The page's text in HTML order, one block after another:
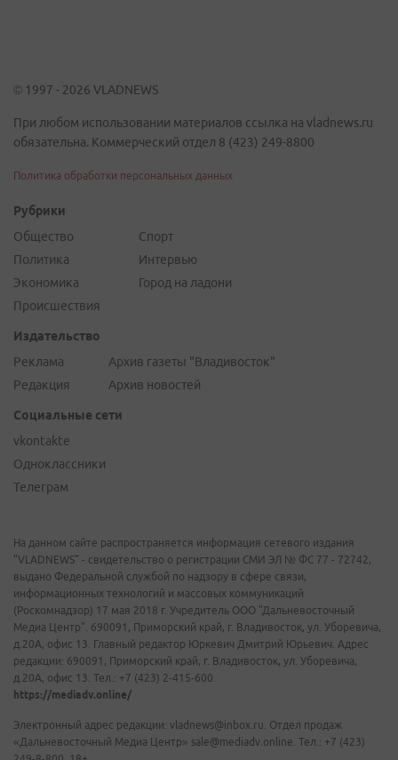
© 1997 - 2026 VLADNEWS
При любом использовании материалов ссылка на vladnews.ru
обязательна. Коммерческий отдел 8 (423) 249-8800
Политика обработки персональных данных
Рубрики
Общество
Политика
Экономика
Происшествия
Спорт
Интервью
Город на ладони
Издательство
Реклама
Редакция
Архив газеты "Владивосток"
Архив новостей
Социальные сети
vkontakte
Одноклассники
Телеграм
На данном сайте распространяется информация сетевого издания
"VLADNEWS" - свидетельство о регистрации СМИ ЭЛ № ФС 77 - 72742,
выдано Федеральной службой по надзору в сфере связи,
информационных технологий и массовых коммуникаций
(Роскомнадзор) 17 мая 2018 г. Учредитель ООО "Дальневосточный
Медиа Центр". 690091, Приморский край, г. Владивосток, ул. Уборевича,
д.20А, офис 13. Главный редактор Юркевич Дмитрий Юрьевич. Адрес
редакции: 690091, Приморский край, г. Владивосток, ул. Уборевича,
д.20А, офис 13. Тел.: +7 (423) 2-415-600.
https://mediadv.online/
Электронный адрес редакции: vladnews@inbox.ru. Отдел продаж
«Дальневосточный Медиа Центр» sale@mediadv.online. Тел.: +7 (423)